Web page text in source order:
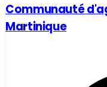
Communauté
Martinique